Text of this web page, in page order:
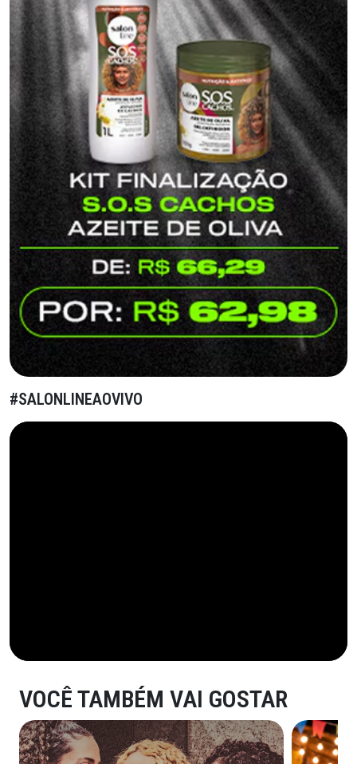
#SALONLINEAOVIVO
VOCÊ TAMBÉM VAI GOSTAR